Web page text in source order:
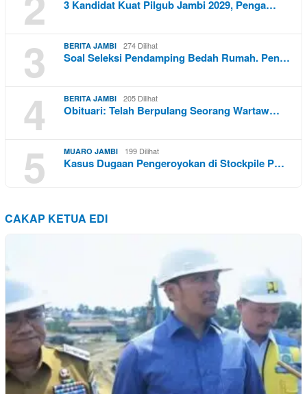
3 Kandidat Kuat Pilgub Jambi 2029, Penga…
3 BERITA JAMBI 274 Dilihat
Soal Seleksi Pendamping Bedah Rumah. Pen…
4 BERITA JAMBI 205 Dilihat
Obituari: Telah Berpulang Seorang Wartaw…
5 MUARO JAMBI 199 Dilihat
Kasus Dugaan Pengeroyokan di Stockpile P…
CAKAP KETUA EDI